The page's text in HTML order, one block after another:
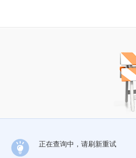
正在查询中，请刷新重试